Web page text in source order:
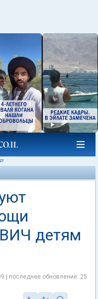
детям
| последнее обновление: 25